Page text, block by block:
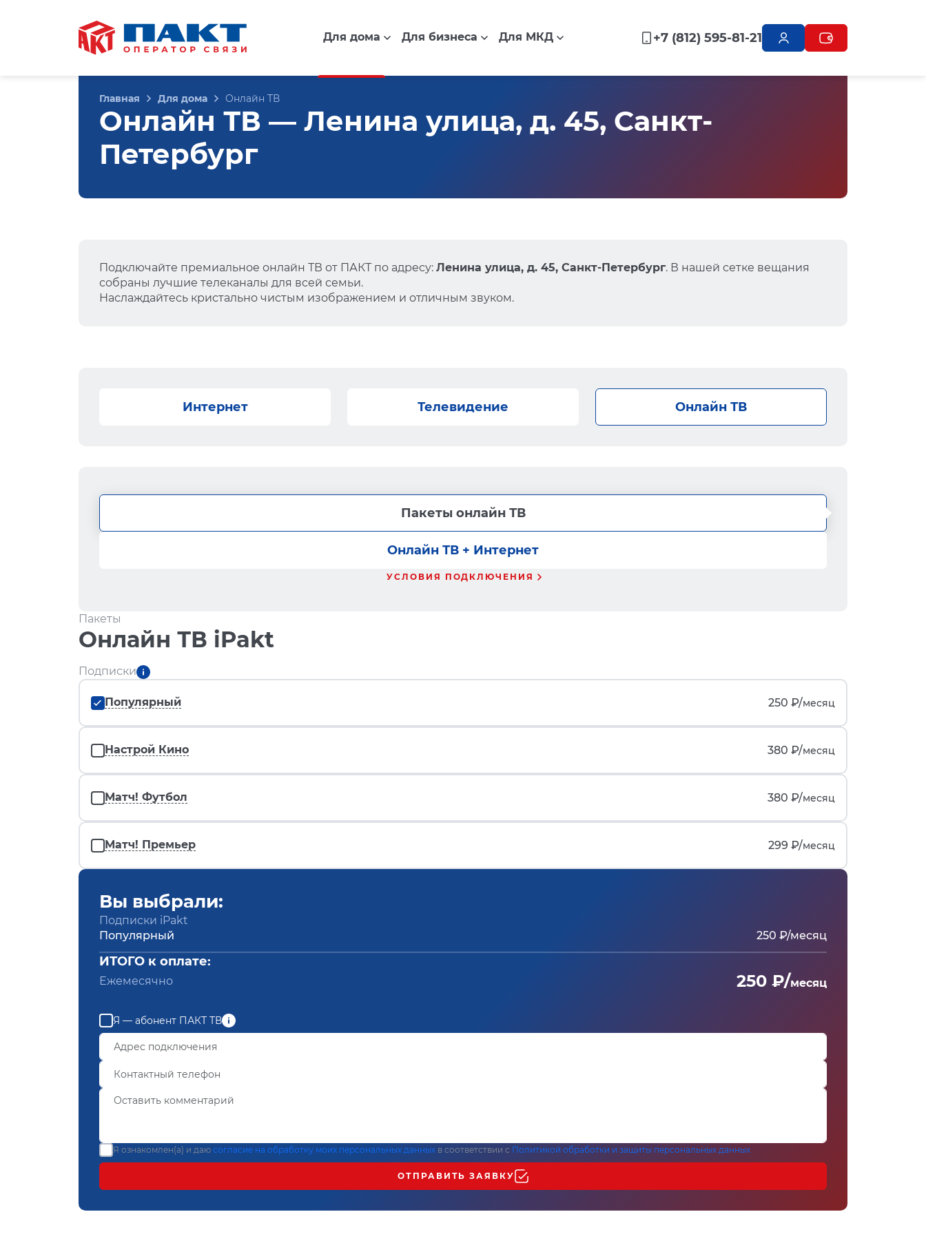
Для дома Для бизнеса Для МКД +7 (812) 595-81-21
Главная Для дома Онлайн ТВ
Онлайн ТВ — Ленина улица, д. 45, Санкт-
Петербург
Подключайте премиальное онлайн ТВ от ПАКТ по адресу: Ленина улица, д. 45, Санкт-Петербург. В нашей сетке вещания
собраны лучшие телеканалы для всей семьи.
Наслаждайтесь кристально чистым изображением и отличным звуком.
Интернет Телевидение Онлайн ТВ
Пакеты онлайн ТВ
Онлайн ТВ + Интернет
УСЛОВИЯ ПОДКЛЮЧЕНИЯ
Пакеты
Онлайн ТВ iPakt
Подписки
Популярный 250 ₽/месяц
Настрой Кино 380 ₽/месяц
Матч! Футбол 380 ₽/месяц
Матч! Премьер 299 ₽/месяц
Вы выбрали:
Подписки iPakt
Популярный
250 ₽/месяц
ИТОГО к оплате:
Ежемесячно 250 ₽/месяц
Я — абонент ПАКТ ТВ
Я ознакомлен(а) и даю согласие на обработку моих персональных данных в соответствии с Политикой обработки и защиты персональных данных
ОТПРАВИТЬ ЗАЯВКУ